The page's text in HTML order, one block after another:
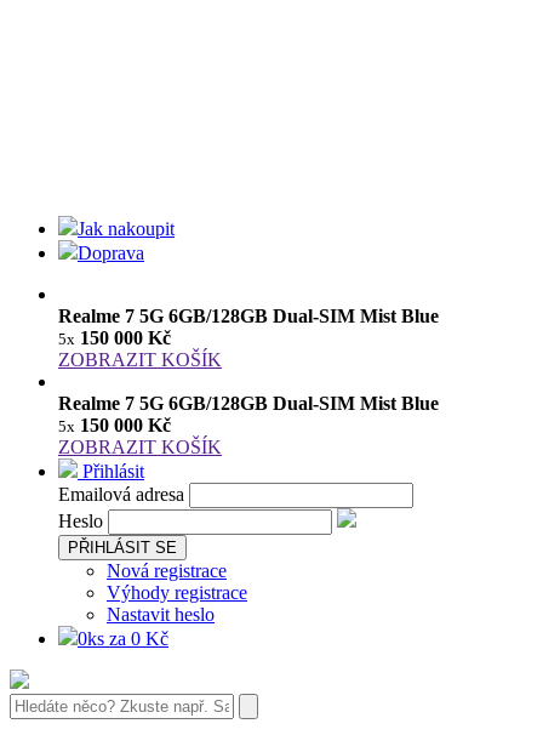
Jak nakoupit
Doprava
Realme 7 5G 6GB/128GB Dual-SIM Mist Blue
5x 150 000 Kč
ZOBRAZIT KOŠÍK
Realme 7 5G 6GB/128GB Dual-SIM Mist Blue
5x 150 000 Kč
ZOBRAZIT KOŠÍK
Přihlásit
Emailová adresa
Heslo
PŘIHLÁSIT SE
Nová registrace
Výhody registrace
Nastavit heslo
0ks za 0 Kč